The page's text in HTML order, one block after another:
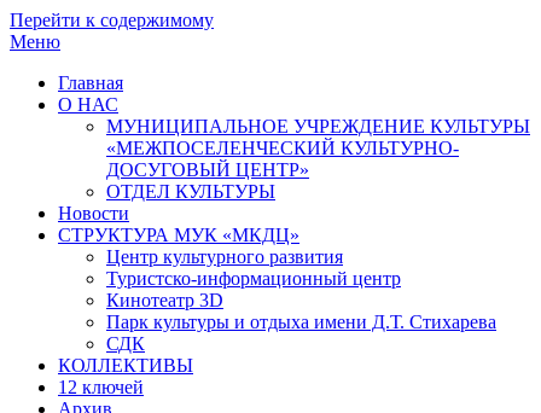
Перейти к содержимому
Меню
Главная
О НАС
МУНИЦИПАЛЬНОЕ УЧРЕЖДЕНИЕ КУЛЬТУРЫ
«МЕЖПОСЕЛЕНЧЕСКИЙ КУЛЬТУРНО-
ДОСУГОВЫЙ ЦЕНТР»
ОТДЕЛ КУЛЬТУРЫ
Новости
СТРУКТУРА МУК «МКДЦ»
Центр культурного развития
Туристско-информационный центр
Кинотеатр 3D
Парк культуры и отдыха имени Д.Т. Стихарева
СДК
КОЛЛЕКТИВЫ
12 ключей
Архив